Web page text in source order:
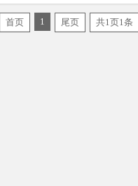
价格
首页
1 尾页 共1页1条